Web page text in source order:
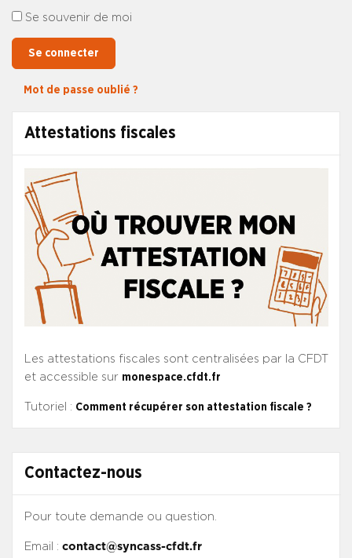
Attestations fiscales
Les attestations fiscales sont centralisées par la CFDT
et accessible sur monespace.cfdt.fr
Tutoriel : Comment récupérer son attestation fiscale ?
Contactez-nous
Pour toute demande ou question.
Email : contact@syncass-cfdt.fr
Se souvenir de moi
Se connecter
Mot de passe oublié ?